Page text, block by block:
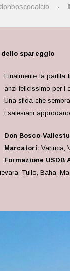
donboscocalcio ·
spareggio
Finalmente la partita
anzi felicissimo per i
Una sfida che
I salesiani
Don Bosco-
Marcatori: Vartuca,
Formazione USDB
Tullo, Baha,